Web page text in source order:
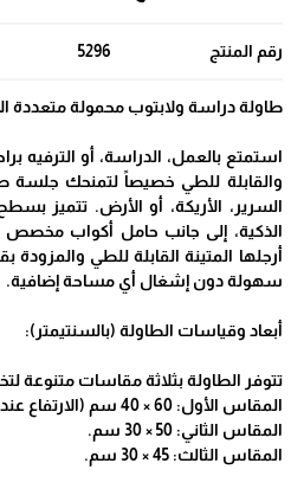
رقم المنتج 5296
طاولة دراسة ولابتوب محمولة متعددة
استمتع بالعمل، الدراسة، أو
والقابلة للطي خصيصاً لتمنحك جلسة
السرير، الأريكة، أو الأرض. تتميز
الذكية، إلى جانب حامل أكواب
أرجلها المتينة القابلة للطي والمزودة
سهولة دون إشغال أي مساحة إضافية.
أبعاد وقياسات الطاولة (بالسنتيمتر):
تتوفر الطاولة بثلاثة مقاسات متنوعة
المقاس الأول: 60 × 40 سم (الارتفاع عند فتح الأرجل: 28 سم تقريباً).
المقاس الثاني: 50 × 30 سم.
المقاس الثالث: 45 × 30 سم.